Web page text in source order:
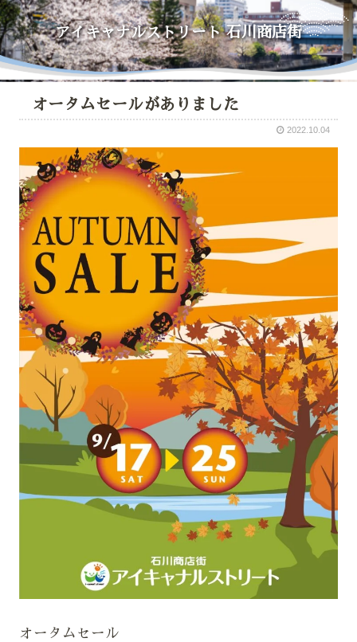
アイキャナルストリート石川商店街
オータムセールがありました
2022.10.04
オータムセール